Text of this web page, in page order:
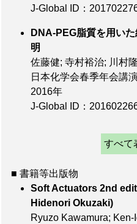
J-Global ID：
DNA-PEG脂質を用い
佐藤健; 寺村裕治; 川村
日本化学会春季年会講
2016年
J-Global ID：
すべて
■ 書籍等出版物
Soft Actuators 2nd
Ryuzo Kawamura;